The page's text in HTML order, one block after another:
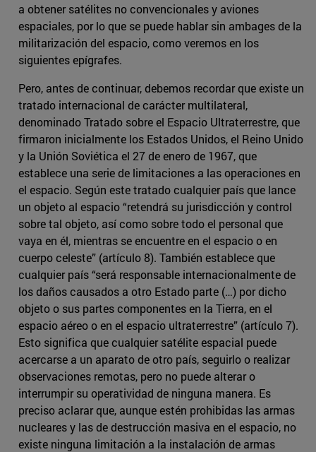
a obtener satélites no convencionales y aviones
espaciales, por lo que se puede hablar sin ambages de la
militarización del espacio, como veremos en los
siguientes epígrafes.
Pero, antes de continuar, debemos recordar que existe un
tratado internacional de carácter multilateral,
denominado Tratado sobre el Espacio Ultraterrestre, que
firmaron inicialmente los Estados Unidos, el Reino Unido
y la Unión Soviética el 27 de enero de 1967, que
establece una serie de limitaciones a las operaciones en
el espacio. Según este tratado cualquier país que lance
un objeto al espacio “retendrá su jurisdicción y control
sobre tal objeto, así como sobre todo el personal que
vaya en él, mientras se encuentre en el espacio o en
cuerpo celeste” (artículo 8). También establece que
cualquier país “será responsable internacionalmente de
los daños causados a otro Estado parte (…) por dicho
objeto o sus partes componentes en la Tierra, en el
espacio aéreo o en el espacio ultraterrestre” (artículo 7).
Esto significa que cualquier satélite espacial puede
acercarse a un aparato de otro país, seguirlo o realizar
observaciones remotas, pero no puede alterar o
interrumpir su operatividad de ninguna manera. Es
preciso aclarar que, aunque estén prohibidas las armas
nucleares y las de destrucción masiva en el espacio, no
existe ninguna limitación a la instalación de armas